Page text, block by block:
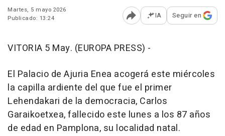
Martes, 5 mayo 2026
Publicado: 13:24
Abrir opciones para
IA Seguir en
VITORIA 5 May. (EUROPA PRESS) -
El Palacio de Ajuria Enea acogerá este miércoles
la capilla ardiente del que fue el primer
Lehendakari de la democracia, Carlos
Garaikoetxea, fallecido este lunes a los 87 años
de edad en Pamplona, su localidad natal.